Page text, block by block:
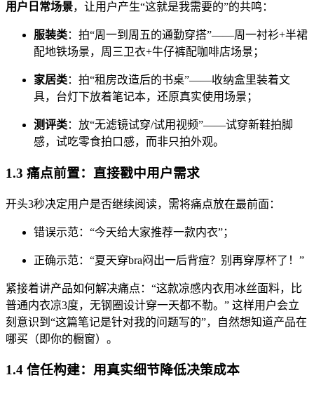
用户日常场景，让用户产生“这就是我需要的”的共鸣：
服装类：拍“周一到周五的通勤穿搭”——周一衬衫+半裙
配地铁场景，周三卫衣+牛仔裤配咖啡店场景；
家居类：拍“租房改造后的书桌”——收纳盒里装着文
具，台灯下放着笔记本，还原真实使用场景；
测评类：放“无滤镜试穿/试用视频”——试穿新鞋拍脚
感，试吃零食拍口感，而非只拍外观。
1.3 痛点前置：直接戳中用户需求
开头3秒决定用户是否继续阅读，需将痛点放在最前面：
错误示范：“今天给大家推荐一款内衣”；
正确示范：“夏天穿bra闷出一后背痘？别再穿厚杯了！”
紧接着讲产品如何解决痛点：“这款凉感内衣用冰丝面料，比
普通内衣凉3度，无钢圈设计穿一天都不勒。” 这样用户会立
刻意识到“这篇笔记是针对我的问题写的”，自然想知道产品在
哪买（即你的橱窗）。
1.4 信任构建：用真实细节降低决策成本